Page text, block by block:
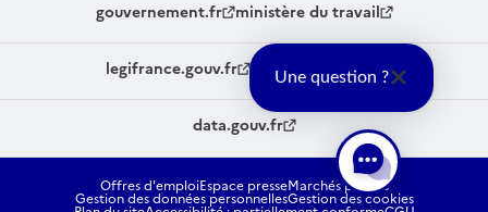
gouvernement.fr ministère du travail
legifrance.gouv.fr service-public.fr
data.gouv.fr
Offres d'emploiEspace presseMarchés publics
Gestion des données personnellesGestion des cookies
Une question ?